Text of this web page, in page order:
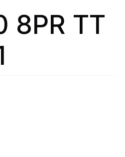
8PR TT